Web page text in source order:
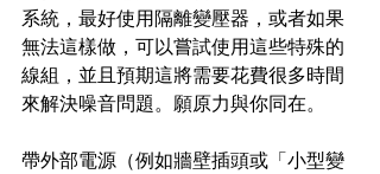
系統，最好使用隔離變壓器，或者如果
無法這樣做，可以嘗試使用這些特殊的
線組，並且預期這將需要花費很多時間
來解決噪音問題。願原力與你同在。
帶外部電源（例如牆壁插頭或「小型變